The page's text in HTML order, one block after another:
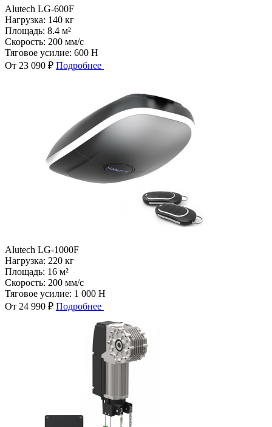
Alutech LG-600F
Нагрузка: 140 кг
Площадь: 8.4 м²
Скорость: 200 мм/с
Тяговое усилие: 600 Н
От 23 090 ₽ Подробнее
Alutech LG-1000F
Нагрузка: 220 кг
Площадь: 16 м²
Скорость: 200 мм/с
Тяговое усилие: 1 000 Н
От 24 990 ₽ Подробнее